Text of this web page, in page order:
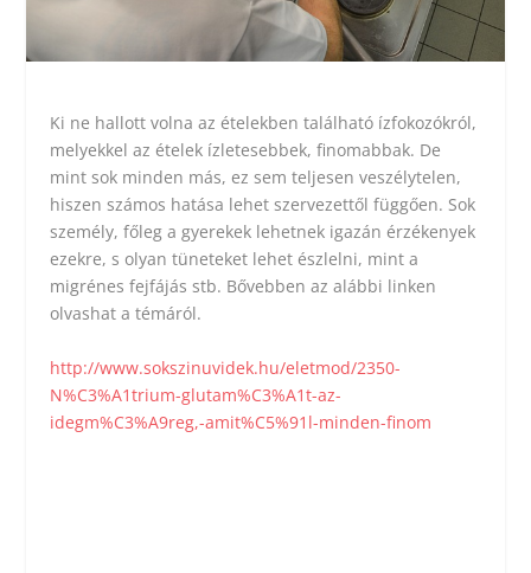
Ki ne hallott volna az ételekben található ízfokozókról,
melyekkel az ételek ízletesebbek, finomabbak. De
mint sok minden más, ez sem teljesen veszélytelen,
hiszen számos hatása lehet szervezettől függően. Sok
személy, főleg a gyerekek lehetnek igazán érzékenyek
ezekre, s olyan tüneteket lehet észlelni, mint a
migrénes fejfájás stb. Bővebben az alábbi linken
olvashat a témáról.
http://www.sokszinuvidek.hu/eletmod/2350-
N%C3%A1trium-glutam%C3%A1t-az-
idegm%C3%A9reg,-amit%C5%91l-minden-finom